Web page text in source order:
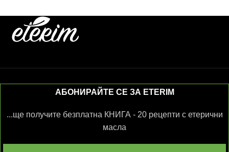
АБОНИРАЙТЕ СЕ ЗА ETERIM
...ще получите безплатна КНИГА - 20 рецепти с етерични
масла